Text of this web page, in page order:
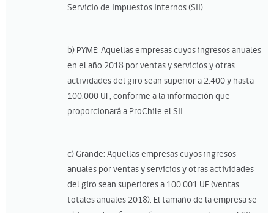
Servicio de Impuestos Internos (SII).
b) PYME: Aquellas empresas cuyos ingresos anuales
en el año 2018 por ventas y servicios y otras
actividades del giro sean superior a 2.400 y hasta
100.000 UF, conforme a la información que
proporcionará a ProChile el SII.
c) Grande: Aquellas empresas cuyos ingresos
anuales por ventas y servicios y otras actividades
del giro sean superiores a 100.001 UF (ventas
totales anuales 2018). El tamaño de la empresa se